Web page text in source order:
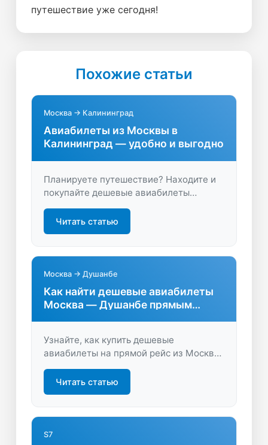
путешествие уже сегодня!
Похожие статьи
Москва → Калининград
Авиабилеты из Москвы в
Калининград — удобно и выгодно
Планируете путешествие? Находите и
покупайте дешевые авиабилеты
цены и условия. Удобный поиск,
выгодные предложения, экономия
Читать статью
Москва → Душанбе
Как найти дешевые авиабилеты
Москва — Душанбе прямым
Узнайте, как купить дешевые
авиабилеты на прямой рейс из Москвы
в Душанбе. Сравните цены, выберите
лучшие предложения и отправьтесь в
путешествие с выгодой и комфортом.
Читать статью
S7